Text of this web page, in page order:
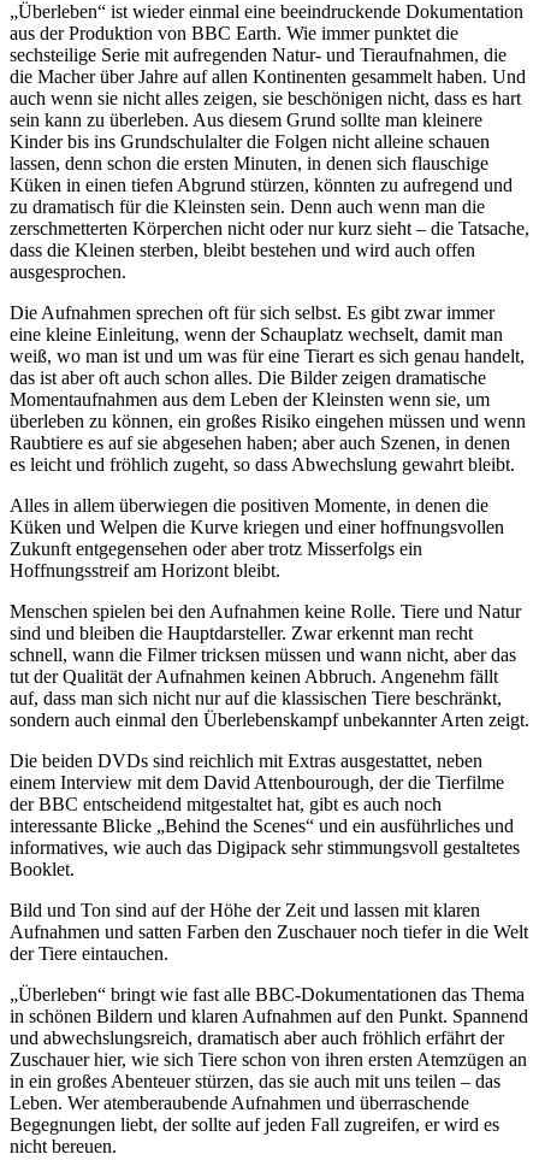
„Überleben“ ist wieder einmal eine beeindruckende Dokumentation
aus der Produktion von BBC Earth. Wie immer punktet die
sechsteilige Serie mit aufregenden Natur- und Tieraufnahmen, die
die Macher über Jahre auf allen Kontinenten gesammelt haben. Und
auch wenn sie nicht alles zeigen, sie beschönigen nicht, dass es hart
sein kann zu überleben. Aus diesem Grund sollte man kleinere
Kinder bis ins Grundschulalter die Folgen nicht alleine schauen
lassen, denn schon die ersten Minuten, in denen sich flauschige
Küken in einen tiefen Abgrund stürzen, könnten zu aufregend und
zu dramatisch für die Kleinsten sein. Denn auch wenn man die
zerschmetterten Körperchen nicht oder nur kurz sieht – die Tatsache,
dass die Kleinen sterben, bleibt bestehen und wird auch offen
ausgesprochen.
Die Aufnahmen sprechen oft für sich selbst. Es gibt zwar immer
eine kleine Einleitung, wenn der Schauplatz wechselt, damit man
weiß, wo man ist und um was für eine Tierart es sich genau handelt,
das ist aber oft auch schon alles. Die Bilder zeigen dramatische
Momentaufnahmen aus dem Leben der Kleinsten wenn sie, um
überleben zu können, ein großes Risiko eingehen müssen und wenn
Raubtiere es auf sie abgesehen haben; aber auch Szenen, in denen
es leicht und fröhlich zugeht, so dass Abwechslung gewahrt bleibt.
Alles in allem überwiegen die positiven Momente, in denen die
Küken und Welpen die Kurve kriegen und einer hoffnungsvollen
Zukunft entgegensehen oder aber trotz Misserfolgs ein
Hoffnungsstreif am Horizont bleibt.
Menschen spielen bei den Aufnahmen keine Rolle. Tiere und Natur
sind und bleiben die Hauptdarsteller. Zwar erkennt man recht
schnell, wann die Filmer tricksen müssen und wann nicht, aber das
tut der Qualität der Aufnahmen keinen Abbruch. Angenehm fällt
auf, dass man sich nicht nur auf die klassischen Tiere beschränkt,
sondern auch einmal den Überlebenskampf unbekannter Arten zeigt.
Die beiden DVDs sind reichlich mit Extras ausgestattet, neben
einem Interview mit dem David Attenbourough, der die Tierfilme
der BBC entscheidend mitgestaltet hat, gibt es auch noch
interessante Blicke „Behind the Scenes“ und ein ausführliches und
informatives, wie auch das Digipack sehr stimmungsvoll gestaltetes
Booklet.
Bild und Ton sind auf der Höhe der Zeit und lassen mit klaren
Aufnahmen und satten Farben den Zuschauer noch tiefer in die Welt
der Tiere eintauchen.
„Überleben“ bringt wie fast alle BBC-Dokumentationen das Thema
in schönen Bildern und klaren Aufnahmen auf den Punkt. Spannend
und abwechslungsreich, dramatisch aber auch fröhlich erfährt der
Zuschauer hier, wie sich Tiere schon von ihren ersten Atemzügen an
in ein großes Abenteuer stürzen, das sie auch mit uns teilen – das
Leben. Wer atemberaubende Aufnahmen und überraschende
Begegnungen liebt, der sollte auf jeden Fall zugreifen, er wird es
nicht bereuen.